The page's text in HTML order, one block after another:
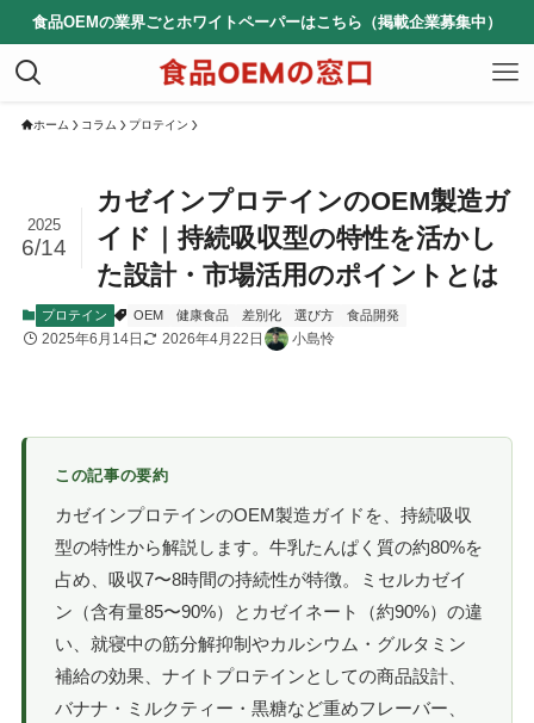
食品OEMの業界ごとホワイトペーパーはこちら（掲載企業募集中）
ホーム コラム プロテイン
カゼインプロテインのOEM製造ガ
イド｜持続吸収型の特性を活かし
た設計・市場活用のポイントとは
2025
6/14
プロテイン OEM 健康食品 差別化 選び方 食品開発
2025年6月14日 2026年4月22日 小島怜
この記事の要約
カゼインプロテインのOEM製造ガイドを、持続吸収
型の特性から解説します。牛乳たんぱく質の約80%を
占め、吸収7〜8時間の持続性が特徴。ミセルカゼイ
ン（含有量85〜90%）とカゼイネート（約90%）の違
い、就寝中の筋分解抑制やカルシウム・グルタミン
補給の効果、ナイトプロテインとしての商品設計、
バナナ・ミルクティー・黒糖など重めフレーバー、